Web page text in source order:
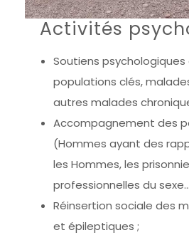
Activités
Soutiens psychologiques
populations clés,
autres malades
Accompagnement des
(Hommes ayant des
les Hommes, les
professionnelles du
Réinsertion sociale des
et épileptiques ;